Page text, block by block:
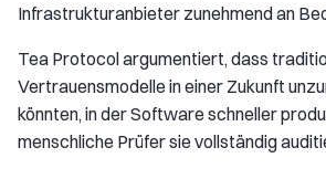
Infrastrukturanbieter zunehmend an
Tea Protocol argumentiert, dass
Vertrauensmodelle in einer Zukunft
könnten, in der Software schneller
menschliche Prüfer sie vollständig